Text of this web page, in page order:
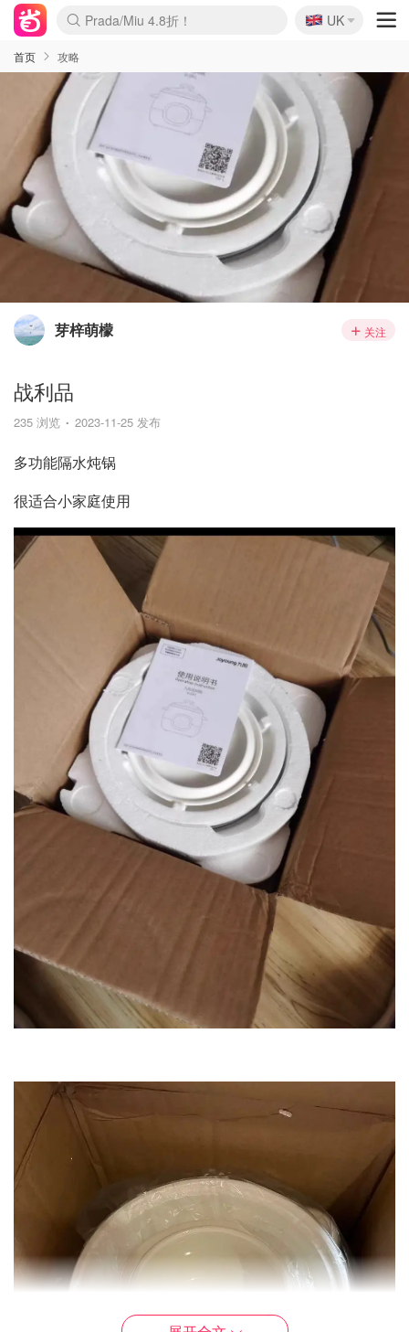
Prada/Miu 4.8折！
🇬🇧
UK
首页 攻略
芽梓萌檬 关注
战利品
235 浏览 2023-11-25 发布
多功能隔水炖锅
很适合小家庭使用